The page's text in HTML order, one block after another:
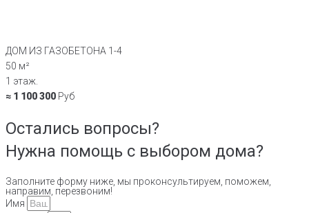
ДОМ ИЗ ГАЗОБЕТОНА 1-4
50 м²
1 этаж.
≈ 1 100 300 Руб
Остались вопросы?
Нужна помощь с выбором дома?
Заполните форму ниже, мы проконсультируем, поможем,
направим, перезвоним!
Имя